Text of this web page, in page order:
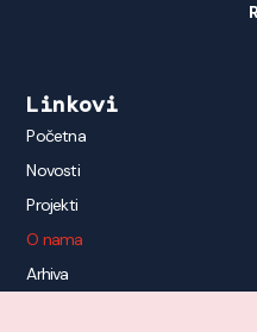
Linkovi
Početna
Novosti
Projekti
O nama
Arhiva